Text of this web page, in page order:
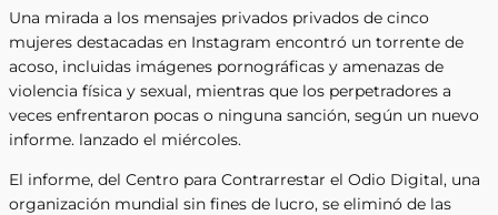
Una mirada a los mensajes privados privados de cinco
mujeres destacadas en Instagram encontró un torrente de
acoso, incluidas imágenes pornográficas y amenazas de
violencia física y sexual, mientras que los perpetradores a
veces enfrentaron pocas o ninguna sanción, según un nuevo
informe. lanzado el miércoles.
El informe, del Centro para Contrarrestar el Odio Digital, una
organización mundial sin fines de lucro, se eliminó de las